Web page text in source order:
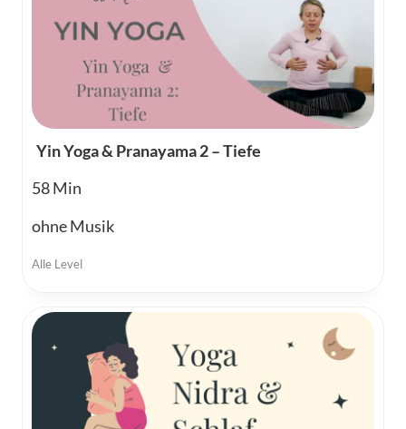
Yin Yoga & Pranayama 2 – Tiefe
58
ohne Musik
Alle Level